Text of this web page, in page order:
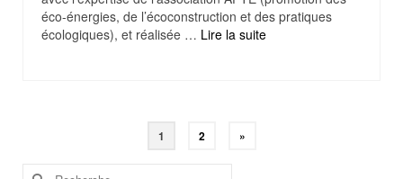
éco-énergies, de l’écoconstruction et des pratiques
écologiques), et réalisée … Lire la suite
1 2 »
Rechercher :